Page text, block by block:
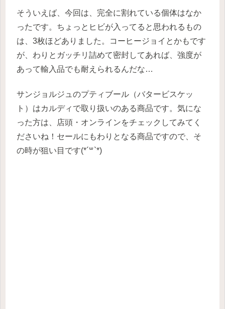
そういえば、今回は、完全に割れている個体はなか
ったです。ちょっとヒビが入ってると思われるもの
は、3枚ほどありました。コーヒージョイとかもです
が、わりとガッチリ詰めて密封してあれば、強度が
あって輸入品でも耐えられるんだな…
サンジョルジュのプティブール（バタービスケッ
ト）はカルディで取り扱いのある商品です。気にな
った方は、店頭・オンラインをチェックしてみてく
ださいね！セールにもわりとなる商品ですので、そ
の時が狙い目です(*´꒳`*)